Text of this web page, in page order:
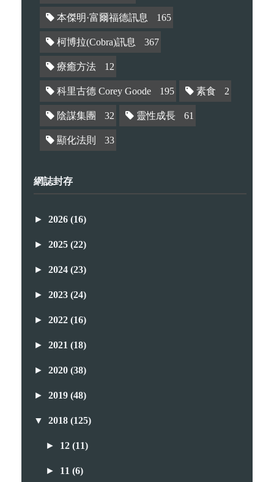
本傑明·富爾福德訊息 165
柯博拉(Cobra)訊息 367
療癒方法 12
科里古德 Corey Goode 195 素食 2
陰謀集團 32 靈性成長 61
顯化法則 33
網誌封存
► 2026 (16)
► 2025 (22)
► 2024 (23)
► 2023 (24)
► 2022 (16)
► 2021 (18)
► 2020 (38)
► 2019 (48)
▼ 2018 (125)
► 12(11)
► 11(6)